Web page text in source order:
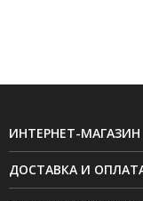
ИНТЕРНЕТ-МАГАЗИН
ДОСТАВКА И